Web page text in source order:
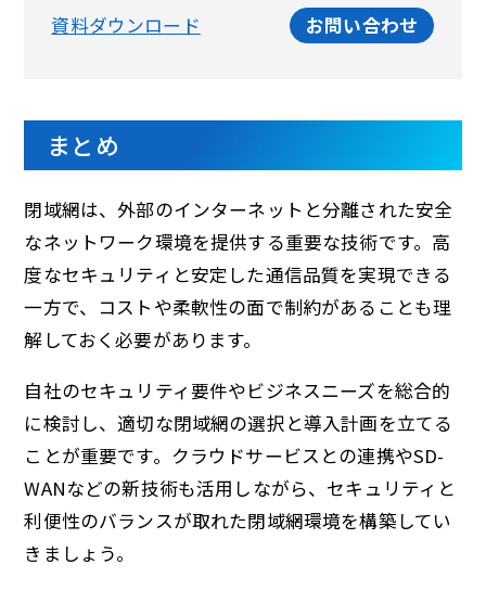
資料ダウンロード
お問い合わせ
まとめ
閉域網は、外部のインターネットと分離された安全
なネットワーク環境を提供する重要な技術です。高
度なセキュリティと安定した通信品質を実現できる
一方で、コストや柔軟性の面で制約があることも理
解しておく必要があります。
自社のセキュリティ要件やビジネスニーズを総合的
に検討し、適切な閉域網の選択と導入計画を立てる
ことが重要です。クラウドサービスとの連携やSD-
WANなどの新技術も活用しながら、セキュリティと
利便性のバランスが取れた閉域網環境を構築してい
きましょう。